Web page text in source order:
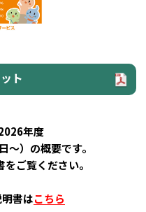
ト
年度
～）の概要です。
ご覧ください。
書はこちら